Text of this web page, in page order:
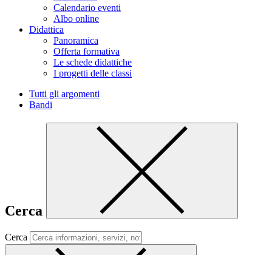
Calendario eventi
Albo online
Didattica
Panoramica
Offerta formativa
Le schede didattiche
I progetti delle classi
Tutti gli argomenti
Bandi
Cerca
Cerca